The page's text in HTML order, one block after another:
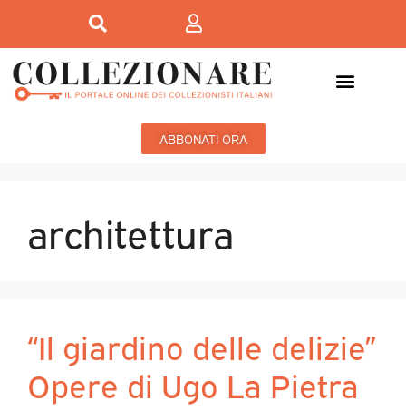
ABBONATI ORA
architettura
“Il giardino delle delizie”
Opere di Ugo La Pietra